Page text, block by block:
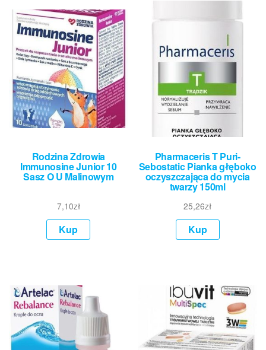
Rodzina Zdrowia
Immunosine Junior 10
Sasz O U Malinowym
7,10zł
Kup
Pharmaceris T Puri-
Sebostatic Pianka głęboko
oczyszczająca do mycia
twarzy 150ml
25,26zł
Kup